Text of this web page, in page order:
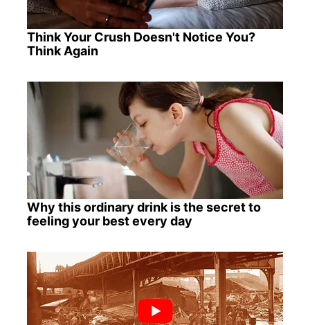
Think Your Crush Doesn't Notice You?
Think Again
Why this ordinary drink is the secret to
feeling your best every day